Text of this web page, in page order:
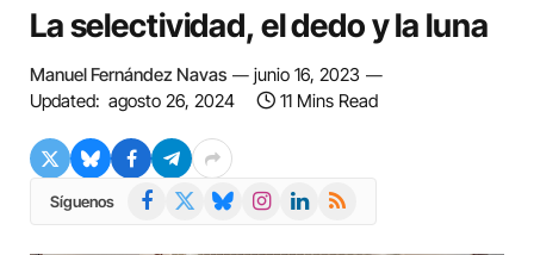
La selectividad, el dedo y la luna
Manuel Fernández Navas
junio 16, 2023
Updated: agosto 26, 2024 11 Mins Read
Síguenos Facebook BlueskyInstagramLinkedIn
RSS